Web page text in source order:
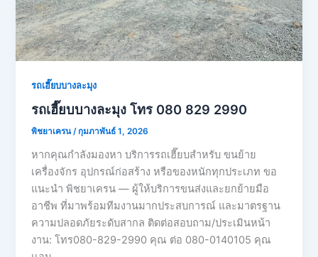
รถเฮี๊ยบบางละมุง
รถเฮี๊ยบบางละมุง โทร 080 829 2990
พิชยาเครน/กุมภาพันธ์ 1, 2026
หากคุณกำลังมองหา บริการรถเฮี๊ยบสำหรับ ขนย้าย
เครื่องจักร อุปกรณ์ก่อสร้าง หรือของหนักทุกประเภท ขอ
แนะนำ พิชยาเครน — ผู้ให้บริการขนส่งและยกย้ายมือ
อาชีพ ที่มาพร้อมทีมงานมากประสบการณ์ และมาตรฐาน
ความปลอดภัยระดับสากล ติดต่อสอบถาม/ประเมินหน้า
งาน: โทร080-829-2990 คุณ ต่อ 080-0140105 คุณ